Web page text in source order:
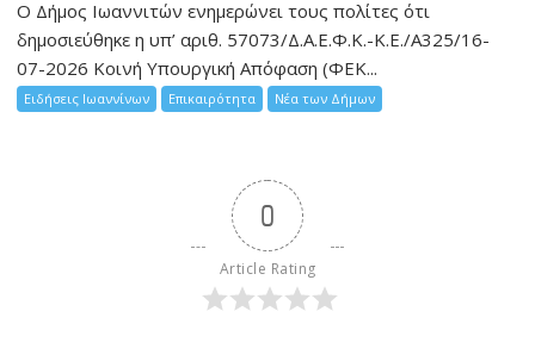
Ο Δήμος Ιωαννιτών ενημερώνει τους πολίτες ότι
δημοσιεύθηκε η υπ’ αριθ. 57073/Δ.Α.Ε.Φ.Κ.-Κ.Ε./Α325/16-
07-2026 Κοινή Υπουργική Απόφαση (ΦΕΚ...
Ειδήσεις Ιωαννίνων Επικαιρότητα Νέα των Δήμων
0
Article Rating